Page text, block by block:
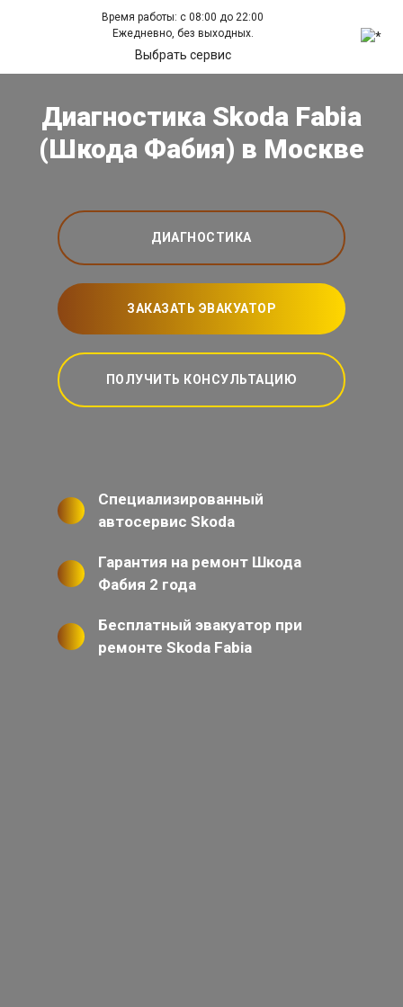
Время работы: с 08:00 до 22:00
Ежедневно, без выходных.
Выбрать сервис
Диагностика Skoda Fabia
(Шкода Фабия) в Москве
ДИАГНОСТИКА
ЗАКАЗАТЬ ЭВАКУАТОР
ПОЛУЧИТЬ КОНСУЛЬТАЦИЮ
Специализированный
автосервис Skoda
Гарантия на ремонт Шкода
Фабия 2 года
Бесплатный эвакуатор при
ремонте Skoda Fabia